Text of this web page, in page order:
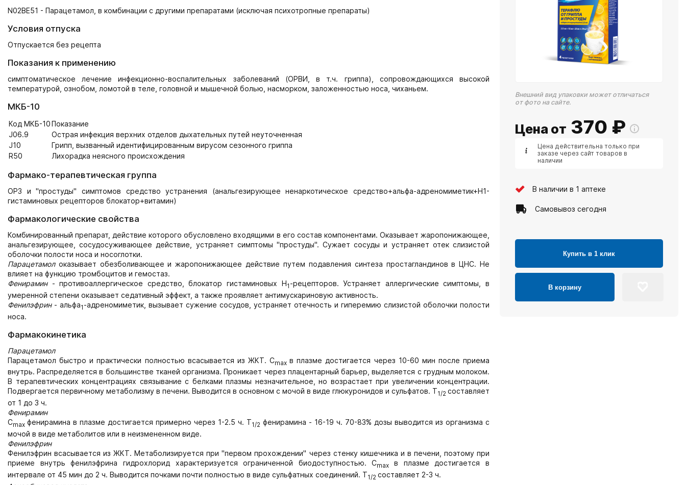
N02BE51 - Парацетамол, в комбинации с другими препаратами (исключая психотропные препараты)
Условия отпуска
Отпускается без рецепта
Показания к применению
симптоматическое лечение инфекционно-воспалительных заболеваний (ОРВИ, в т.ч. гриппа), сопровождающихся высокой
температурой, ознобом, ломотой в теле, головной и мышечной болью, насморком, заложенностью носа, чиханьем.
МКБ-10
Код МКБ-10Показание
J06.9
Острая инфекция верхних отделов дыхательных путей неуточненная
J10
Грипп, вызванный идентифицированным вирусом сезонного гриппа
R50
Лихорадка неясного происхождения
Фармако-терапевтическая группа
ОРЗ и "простуды" симптомов средство устранения (анальгезирующее ненаркотическое средство+альфа-адреномиметик+H1-
гистаминовых рецепторов блокатор+витамин)
Фармакологические свойства
Комбинированный препарат, действие которого обусловлено входящими в его состав компонентами. Оказывает жаропонижающее,
анальгезирующее, сосудосуживающее действие, устраняет симптомы "простуды". Сужает сосуды и устраняет отек слизистой
оболочки полости носа и носоглотки.
Парацетамолоказывает обезболивающее и жаропонижающее действие путем подавления синтеза простагландинов в ЦНС. Не
влияет на функцию тромбоцитов и гемостаз.
Фенирамин - противоаллергическое средство, блокатор гистаминовых H1 -рецепторов. Устраняет аллергические симптомы, в
умеренной степени оказывает седативный эффект, а также проявляет антимускариновую активность.
Фенилэфрин- альфа1 -адреномиметик, вызывает сужение сосудов, устраняет отечность и гиперемию слизистой оболочки полости
носа.
Фармакокинетика
Парацетамол
Парацетамол быстро и практически полностью всасывается из ЖКТ. Cmaxв плазме достигается через 10-60 мин после приема
внутрь. Распределяется в большинстве тканей организма. Проникает через плацентарный барьер, выделяется с грудным молоком.
В терапевтических концентрациях связывание с белками плазмы незначительное, но возрастает при увеличении концентрации.
Подвергается первичному метаболизму в печени. Выводится в основном с мочой в виде глюкуронидов и сульфатов. T1/2 составляет
от 1 до 3 ч.
Фенирамин
Cmaxфенирамина в плазме достигается примерно через 1-2.5 ч. T1/2 фенирамина - 16-19 ч. 70-83% дозы выводится из организма с
мочой в виде метаболитов или в неизмененном виде.
Фенилэфрин
Фенилэфрин всасывается из ЖКТ. Метаболизируется при "первом прохождении" через стенку кишечника и в печени, поэтому при
приеме внутрь фенилэфрина гидрохлорид характеризуется ограниченной биодоступностью. Cmaxв плазме достигается в
интервале от 45 мин до 2 ч. Выводится почками почти полностью в виде сульфатных соединений. T1/2 составляет 2-3 ч.
Внешний вид упаковки может отличаться
от фото на сайте.
Цена от 370 ₽
Цена действительна только при
заказе через сайт товаров в
наличии
В наличии в 1 аптеке
Самовывоз сегодня
Купить в 1 клик
В корзину